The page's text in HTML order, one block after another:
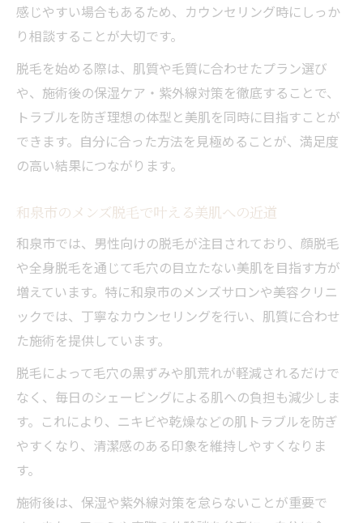
感じやすい場合もあるため、カウンセリング時にしっか
り相談することが大切です。
脱毛を始める際は、肌質や毛質に合わせたプラン選び
や、施術後の保湿ケア・紫外線対策を徹底することで、
トラブルを防ぎ理想の体型と美肌を同時に目指すことが
できます。自分に合った方法を見極めることが、満足度
の高い結果につながります。
和泉市のメンズ脱毛で叶える美肌への近道
和泉市では、男性向けの脱毛が注目されており、顔脱毛
や全身脱毛を通じて毛穴の目立たない美肌を目指す方が
増えています。特に和泉市のメンズサロンや美容クリニ
ックでは、丁寧なカウンセリングを行い、肌質に合わせ
た施術を提供しています。
脱毛によって毛穴の黒ずみや肌荒れが軽減されるだけで
なく、毎日のシェービングによる肌への負担も減少しま
す。これにより、ニキビや乾燥などの肌トラブルを防ぎ
やすくなり、清潔感のある印象を維持しやすくなりま
す。
施術後は、保湿や紫外線対策を怠らないことが重要で